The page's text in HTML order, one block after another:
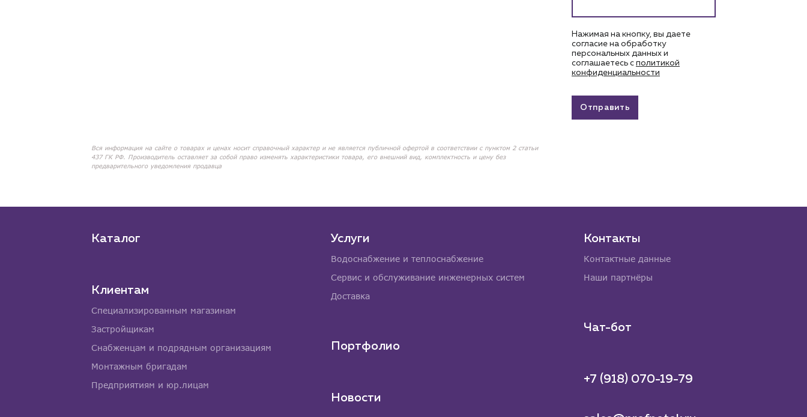
Вся информация на сайте о товарах и ценах носит справочный характер и не является публичной офертой в соответствии с пунктом 2 статьи
437 ГК РФ. Производитель оставляет за собой право изменять характеристики товара, его внешний вид, комплектность и цену без
предварительного уведомления продавца
Нажимая на кнопку, вы даете
согласие на обработку
персональных данных и
соглашаетесь c политикой
конфиденциальности
Отправить
Каталог
Клиентам
Специализированным магазинам
Застройщикам
Снабженцам и подрядным организациям
Монтажным бригадам
Предприятиям и юр.лицам
Услуги
Водоснабжение и теплоснабжение
Сервис и обслуживание инженерных систем
Доставка
Портфолио
Новости
Контакты
Контактные данные
Наши партнёры
Чат-бот
+7 (918) 070-19-79